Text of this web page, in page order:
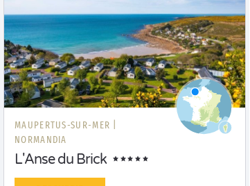
MAUPERTUS-SUR-MER |
NORMANDIA
L'Anse du Brick